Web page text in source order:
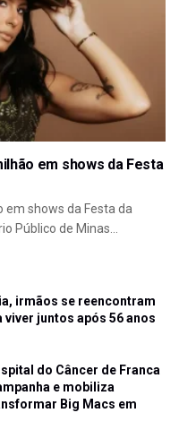
em shows da Festa
em shows da Festa da
Público de Minas...
irmãos se reencontram
viver juntos após 56 anos
do Câncer de Franca
e mobiliza
Big Macs em